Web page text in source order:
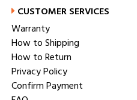
CUSTOMER SERVICES
Warranty
How to Shipping
How to Return
Privacy Policy
Confirm Payment